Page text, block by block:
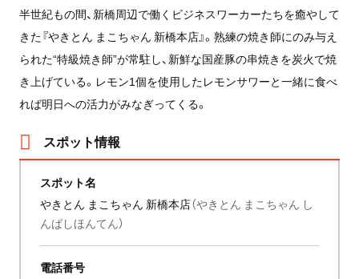
半世紀もの間、新橋周辺で働くビジネスワーカーたちを癒やして
きた『やきとん まこちゃん 新橋本店』。熟練の焼き師にのみ与え
られた“特級焼き師”が常駐し、新鮮な国産豚の串焼きを炭火で焼
き上げている。レモン1個を使用したレモンサワーと一緒に食べ
れば明日への活力がみなぎってくる。
スポット情報
スポット名
やきとん まこちゃん 新橋本店（やきとん まこちゃん し
んばしほんてん）
電話番号